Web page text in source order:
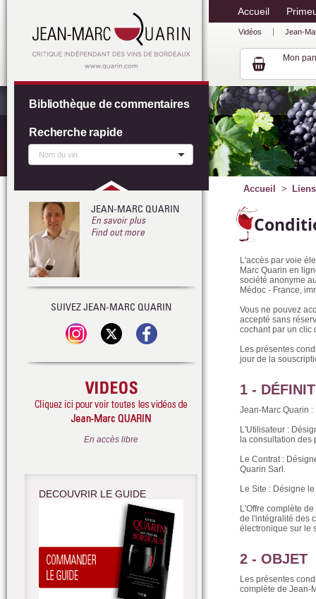
Accueil
Vidéos Jean-
Mon
Accueil
L'accès par voie
Marc Quarin en
société anonyme
Médoc - France,
Vous ne pouvez
accepté sans
cochant par un clic
Les présentes
jour de la
1 -
Jean-Marc Quarin
L'Utilisateur :
la consultation
Le Contrat :
Quarin Sarl.
Le Site : Désigne
L'Offre complète
de l'intégralité des
électronique sur le
2 - OBJET
Les présentes
complète de Jean-
Bibliothèque de commentaires
Recherche rapide
JEAN-MARC QUARIN
En savoir plus
Find out more
SUIVEZ JEAN-MARC QUARIN
En accès libre
DECOUVRIR LE GUIDE